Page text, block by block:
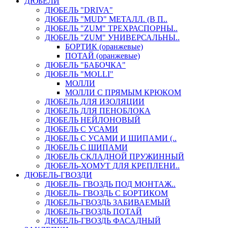
ДЮБЕЛЬ "DRIVA"
ДЮБЕЛЬ "MUD" МЕТАЛЛ. (В П..
ДЮБЕЛЬ "ZUM" ТРЕХРАСПОРНЫ..
ДЮБЕЛЬ "ZUM" УНИВЕРСАЛЬНЫ..
БОРТИК (оранжевые)
ПОТАЙ (оранжевые)
ДЮБЕЛЬ "БАБОЧКА"
ДЮБЕЛЬ "МOLLI"
МОЛЛИ
МОЛЛИ С ПРЯМЫМ КРЮКОМ
ДЮБЕЛЬ ДЛЯ ИЗОЛЯЦИИ
ДЮБЕЛЬ ДЛЯ ПЕНОБЛОКА
ДЮБЕЛЬ НЕЙЛОНОВЫЙ
ДЮБЕЛЬ С УСАМИ
ДЮБЕЛЬ С УСАМИ И ШИПАМИ (..
ДЮБЕЛЬ С ШИПАМИ
ДЮБЕЛЬ СКЛАДНОЙ ПРУЖИННЫЙ
ДЮБЕЛЬ-ХОМУТ ДЛЯ КРЕПЛЕНИ..
ДЮБЕЛЬ-ГВОЗДИ
ДЮБЕЛЬ- ГВОЗДЬ ПОД МОНТАЖ..
ДЮБЕЛЬ- ГВОЗДЬ С БОРТИКОМ
ДЮБЕЛЬ-ГВОЗДЬ ЗАБИВАЕМЫЙ
ДЮБЕЛЬ-ГВОЗДЬ ПОТАЙ
ДЮБЕЛЬ-ГВОЗДЬ ФАСАДНЫЙ